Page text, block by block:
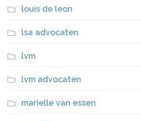
louis de leon
lsa advocaten
lvm
lvm advocaten
marielle van essen